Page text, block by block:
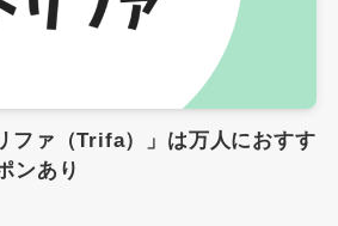
ファ（Trifa）」は万人におすす
ンあり